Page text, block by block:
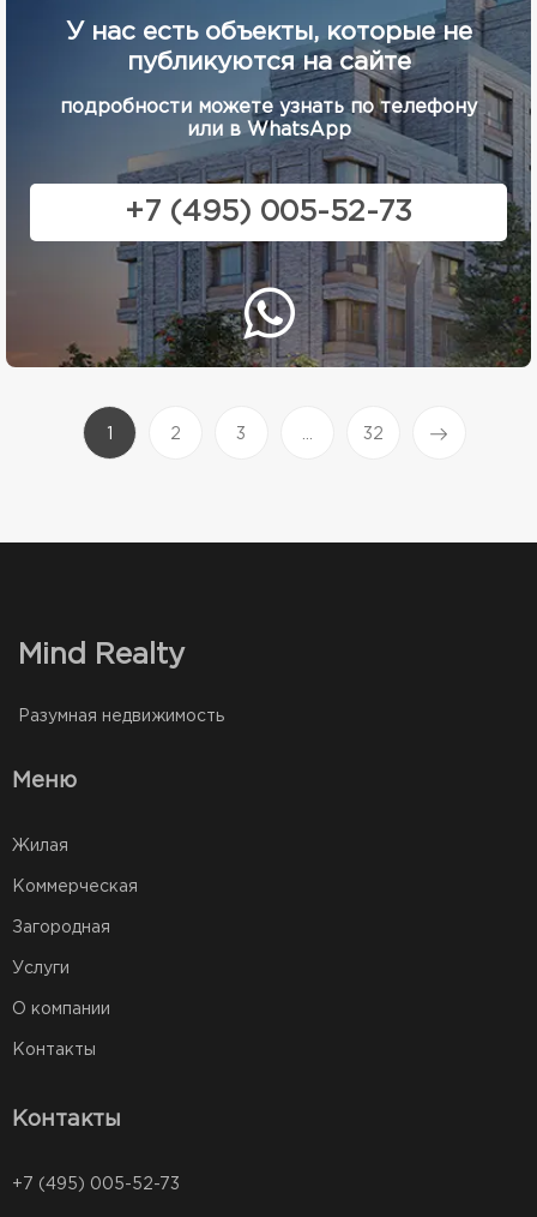
У нас есть объекты, которые не
публикуются на сайте
подробности можете узнать по телефону
или в WhatsApp
+7 (495) 005-52-73
(current)
2 3 32
Mind Realty
Разумная недвижимость
Меню
Жилая
Коммерческая
Загородная
Услуги
О компании
Контакты
Контакты
+7 (495) 005-52-73